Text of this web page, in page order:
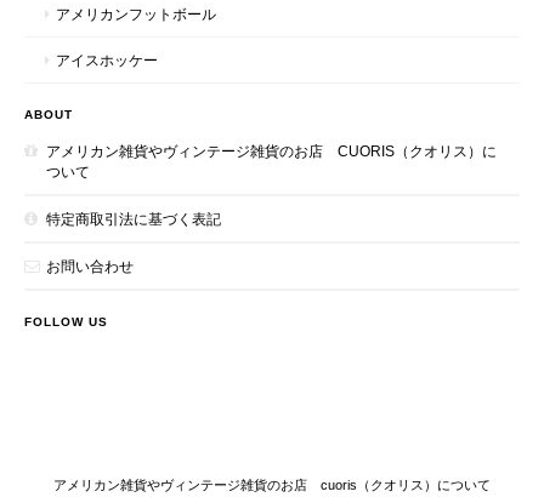
アメリカンフットボール
アイスホッケー
ABOUT
アメリカン雑貨やヴィンテージ雑貨のお店 CUORIS（クオリス）に
ついて
特定商取引法に基づく表記
お問い合わせ
FOLLOW US
アメリカン雑貨やヴィンテージ雑貨のお店 cuoris（クオリス）について